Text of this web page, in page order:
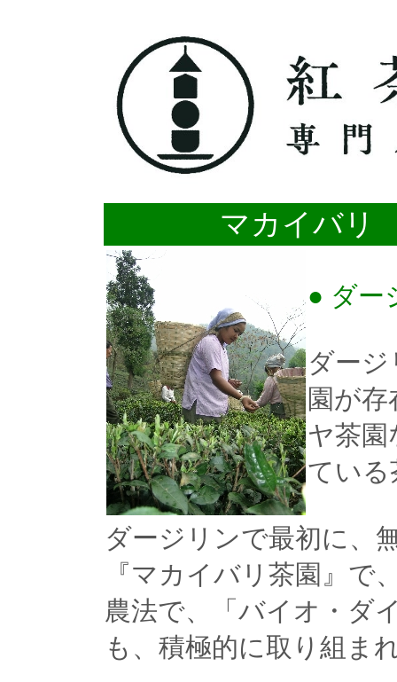
マカイバ
● ダー
ダー
園が
ヤ茶
ている
ダージリンで最初に、
『マカイバリ茶園』で
農法で、「バイオ・ダ
も、積極的に取り組ま